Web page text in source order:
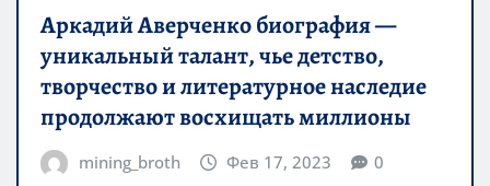
Аркадий Аверченко биография —
уникальный талант, чье детство,
творчество и литературное наследие
продолжают восхищать миллионы
mining_broth Фев 17, 2023 0